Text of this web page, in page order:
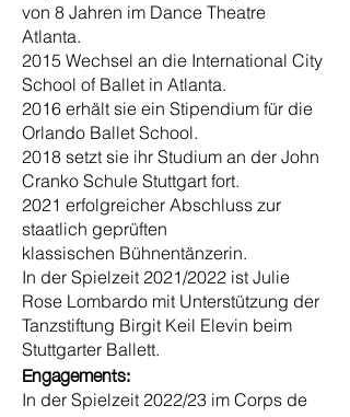
von 8 Jahren im Dance Theatre
Atlanta.
2015 Wechsel an die International City
School of Ballet in Atlanta.
2016 erhält sie ein Stipendium für die
Orlando Ballet School.
2018 setzt sie ihr Studium an der John
Cranko Schule Stuttgart fort.
2021 erfolgreicher Abschluss zur
staatlich geprüften
klassischen Bühnentänzerin.
In der Spielzeit 2021/2022 ist Julie
Rose Lombardo mit Unterstützung der
Tanzstiftung Birgit Keil Elevin beim
Stuttgarter Ballett.
Engagements:
In der Spielzeit 2022/23 im Corps de